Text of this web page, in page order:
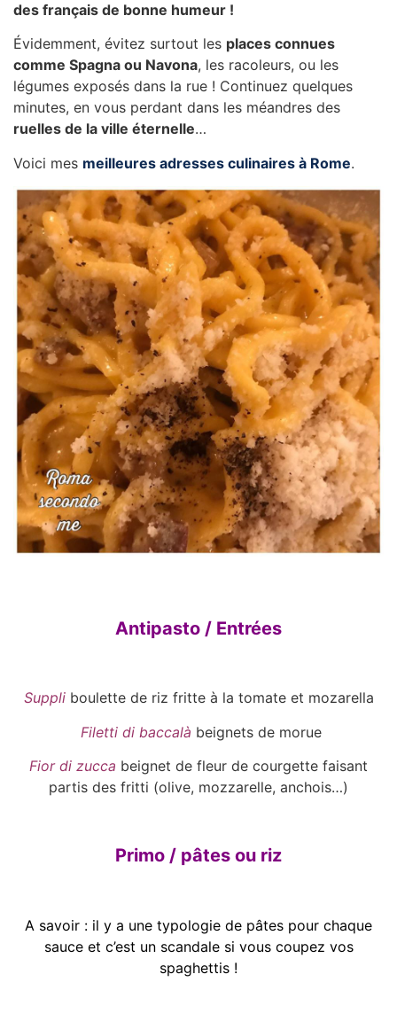
des français de bonne humeur !
Évidemment, évitez surtout les places connues
comme Spagna ou Navona, les racoleurs, ou les
légumes exposés dans la rue ! Continuez quelques
minutes, en vous perdant dans les méandres des
ruelles de la ville éternelle…
Voici mes meilleures adresses culinaires à Rome.
Antipasto / Entrées
Suppliboulette de riz fritte à la tomate et mozarella
Filetti di baccalà beignets de morue
Fior di zucca beignet de fleur de courgette faisant
partis des fritti (olive, mozzarelle, anchois…)
Primo / pâtes ou riz
A savoir : il y a une typologie de pâtes pour chaque
sauce et c’est un scandale si vous coupez vos
spaghettis !